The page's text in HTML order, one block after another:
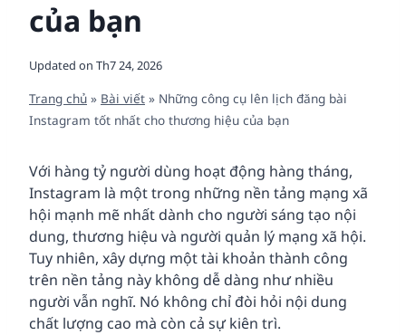
của bạn
Updated on Th7 24, 2026
Trang chủ » Bài viết » Những công cụ lên lịch đăng bài
Instagram tốt nhất cho thương hiệu của bạn
Với hàng tỷ người dùng hoạt động hàng tháng,
Instagram là một trong những nền tảng mạng xã
hội mạnh mẽ nhất dành cho người sáng tạo nội
dung, thương hiệu và người quản lý mạng xã hội.
Tuy nhiên, xây dựng một tài khoản thành công
trên nền tảng này không dễ dàng như nhiều
người vẫn nghĩ. Nó không chỉ đòi hỏi nội dung
chất lượng cao mà còn cả sự kiên trì.